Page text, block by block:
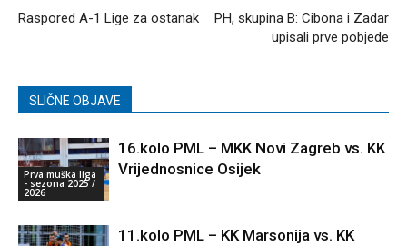
Raspored A-1 Lige za ostanak
PH, skupina B: Cibona i Zadar
upisali prve pobjede
SLIČNE OBJAVE
Prva muška liga
- sezona 2025 /
2026
16.kolo PML – MKK Novi Zagreb vs. KK
Vrijednosnice Osijek
11.kolo PML – KK Marsonija vs. KK